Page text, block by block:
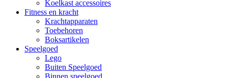
Koelkast accessoires
Fitness en kracht
Krachtapparaten
Toebehoren
Boksartikelen
Speelgoed
Lego
Buiten Speelgoed
Binnen speelgoed